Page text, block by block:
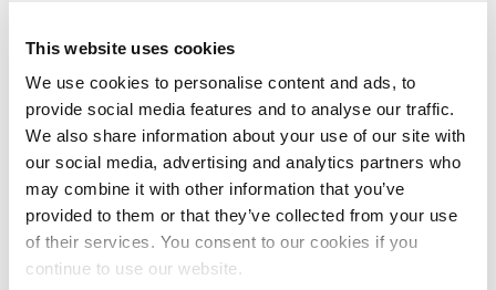
This website uses cookies
We use cookies to personalise content and ads, to
provide social media features and to analyse our traffic.
We also share information about your use of our site with
our social media, advertising and analytics partners who
may combine it with other information that you’ve
provided to them or that they’ve collected from your use
of their services. You consent to our cookies if you
continue to use our website.
Kerbwirkung der elliptischen Öffnungen kann die Materialstärke
des Trommelmantels deutlich geringer ausfallen und es müssen
bei der Zentrifugenarbeit kleinere Massen beschleunigt werden.
Ergebnis ist neben der Materialeinsparung auch ein geringerer
Energieverbrauch – verbunden mit einer CO2-Einsparung, die
Geringerer Einsatz von Desinfektionsmitteln
Ein weiteres Patent betrifft die Gegenstromextraktion mit